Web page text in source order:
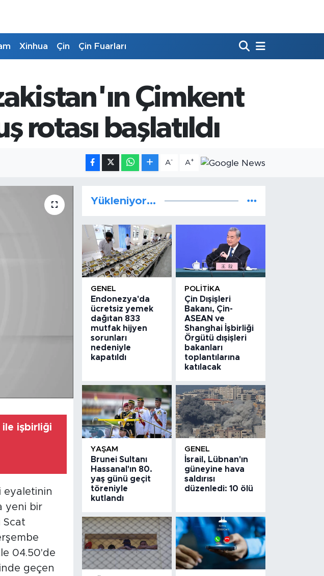
Xinhua Çin Çin Fuarları
Çimkent
rotası başlatıldı
A- A+
ile işbirliği
eyaletinin
yeni bir
Scat
04.50'de
geçen
Yükleniyor...
GENEL
Endonezya'da
ücretsiz yemek
dağıtan 833
mutfak hijyen
sorunları
nedeniyle
kapatıldı
POLITIKA
Çin Dışişleri
Bakanı, Çin-
ASEAN ve
Shanghai İşbirliği
Örgütü dışişleri
bakanları
toplantılarına
katılacak
YAŞAM
Brunei Sultanı
Hassanal'ın 80.
yaş günü geçit
töreniyle
kutlandı
GENEL
İsrail, Lübnan'ın
güneyine hava
saldırısı
düzenledi: 10 ölü